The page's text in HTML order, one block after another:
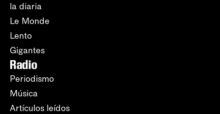
la diaria
Le Monde
Lento
Gigantes
Radio
Periodismo
Música
Artículos leídos